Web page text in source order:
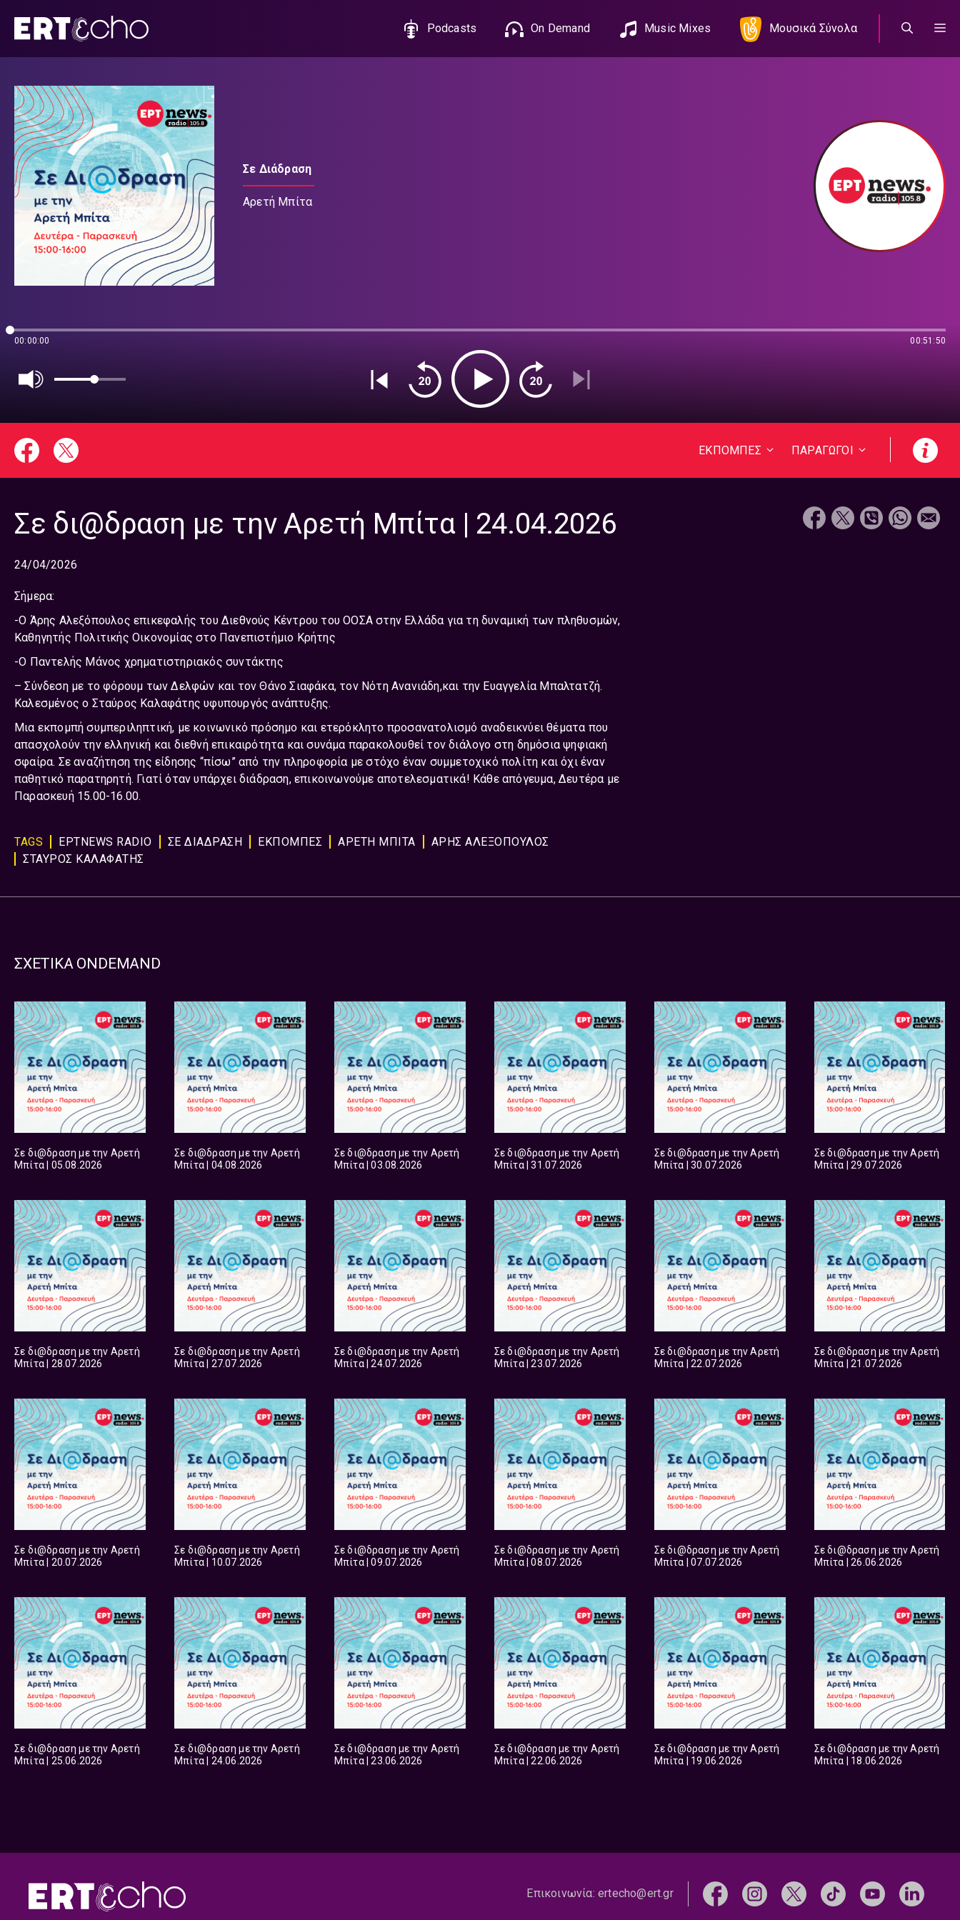
περιεχόμενο
Podcasts On Demand Music Mixes Μουσικά Σύνολα
Σε Διάδραση
Αρετή Μπίτα
00:00:00 00:51:50
ΕΚΠΟΜΠΕΣ ΠΑΡΑΓΩΓΟΙ
Σε δι@δραση με την Αρετή Μπίτα | 24.04.2026
24/04/2026
Σήμερα:
-Ο Άρης Αλεξόπουλος επικεφαλής του Διεθνούς Κέντρου του ΟΟΣΑ στην Ελλάδα για τη δυναμική των πληθυσμών,
Καθηγητής Πολιτικής Οικονομίας στο Πανεπιστήμιο Κρήτης
-Ο Παντελής Μάνος χρηματιστηριακός συντάκτης
– Σύνδεση με το φόρουμ των Δελφών και τον Θάνο Σιαφάκα, τον Νότη Ανανιάδη,και την Ευαγγελία Μπαλτατζή.
Καλεσμένος ο Σταύρος Καλαφάτης υφυπουργός ανάπτυξης.
Μια εκπομπή συμπεριληπτική, με κοινωνικό πρόσημο και ετερόκλητο προσανατολισμό αναδεικνύει θέματα που
απασχολούν την ελληνική και διεθνή επικαιρότητα και συνάμα παρακολουθεί τον διάλογο στη δημόσια ψηφιακή
σφαίρα. Σε αναζήτηση της είδησης “πίσω” από την πληροφορία με στόχο έναν συμμετοχικό πολίτη και όχι έναν
παθητικό παρατηρητή. Γιατί όταν υπάρχει διάδραση, επικοινωνούμε αποτελεσματικά! Κάθε απόγευμα, Δευτέρα με
Παρασκευή 15.00-16.00.
TAGS ΕΡΤNEWS RADIO ΣΕ ΔΙΑΔΡΑΣΗ ΕΚΠΟΜΠΈΣ ΑΡΕΤΗ ΜΠΙΤΑ
ΑΡΗΣ ΑΛΕΞΟΠΟΥΛΟΣ
ΣΤΑΥΡΟΣ ΚΑΛΑΦΑΤΗΣ
ΣΧΕΤΙΚΑ ONDEMAND
Σε δι@δραση με την Αρετή
Μπίτα | 05.08.2026
Σε δι@δραση με την Αρετή
Μπίτα | 04.08.2026
Σε δι@δραση με την Αρετή
Μπίτα | 03.08.2026
Σε δι@δραση με την Αρετή
Μπίτα | 31.07.2026
Σε δι@δραση με την Αρετή
Μπίτα | 30.07.2026
Σε δι@δραση με την Αρετή
Μπίτα | 29.07.2026
Σε δι@δραση με την Αρετή
Μπίτα | 28.07.2026
Σε δι@δραση με την Αρετή
Μπίτα | 27.07.2026
Σε δι@δραση με την Αρετή
Μπίτα | 24.07.2026
Σε δι@δραση με την Αρετή
Μπίτα | 23.07.2026
Σε δι@δραση με την Αρετή
Μπίτα | 22.07.2026
Σε δι@δραση με την Αρετή
Μπίτα | 21.07.2026
Σε δι@δραση με την Αρετή
Μπίτα | 20.07.2026
Σε δι@δραση με την Αρετή
Μπίτα | 10.07.2026
Σε δι@δραση με την Αρετή
Μπίτα | 09.07.2026
Σε δι@δραση με την Αρετή
Μπίτα | 08.07.2026
Σε δι@δραση με την Αρετή
Μπίτα | 07.07.2026
Σε δι@δραση με την Αρετή
Μπίτα | 26.06.2026
Σε δι@δραση με την Αρετή
Μπίτα | 25.06.2026
Σε δι@δραση με την Αρετή
Μπίτα | 24.06.2026
Σε δι@δραση με την Αρετή
Μπίτα | 23.06.2026
Σε δι@δραση με την Αρετή
Μπίτα | 22.06.2026
Σε δι@δραση με την Αρετή
Μπίτα | 19.06.2026
Σε δι@δραση με την Αρετή
Μπίτα | 18.06.2026
Επικοινωνία:ertecho@ert.gr